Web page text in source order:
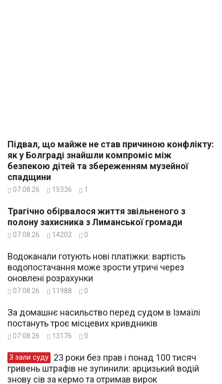
Підвал, що майже не став причиною конфлікту:
як у Болграді знайшли компроміс між
безпекою дітей та збереженням музейної
спадщини
07.08.26 15336 1
Трагічно обірвалося життя звільненого з
полону захисника з Лиманської громади
07.08.26 14202 0
Водоканали готують нові платіжки: вартість
водопостачання може зрости утричі через
оновлені розрахунки
07.08.26 11988 0
За домашнє насильство перед судом в Ізмаїлі
постануть троє місцевих кривдників
07.08.26 13176 0
З зали суду
гривень штрафів не зупинили: арцизький водій
знову сів за кермо та отримав вирок